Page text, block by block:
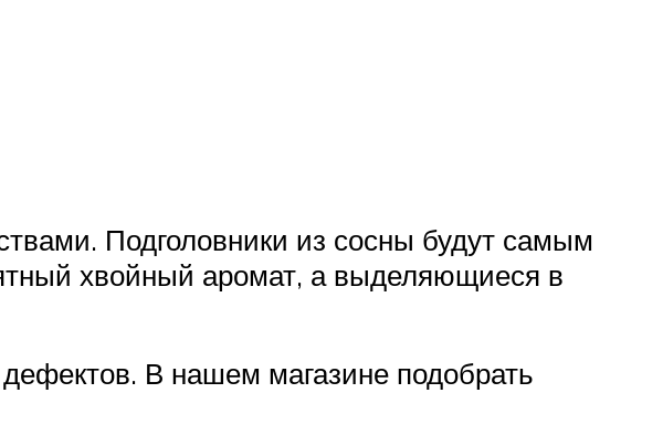
Подголовники из сосны будут самым
хвойный аромат, а выделяющиеся в
В нашем магазине подобрать